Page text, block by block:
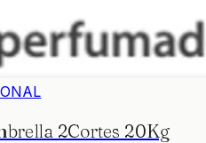
2Cortes 20Kg